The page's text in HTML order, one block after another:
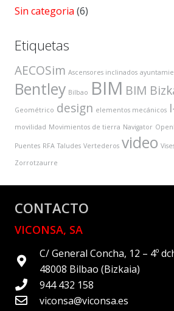
Sin categoria (6)
Etiquetas
AECOSim Ascensores inclinados
Bentley Bilbao BIM BIM
Geométrico design elementos mecánicos
movilidad Movimientos de tierra Navigator
Puentes RFA Taludes Vertederos video
Zorrotzaurre
CONTACTO
VICONSA, SA
C/ General Concha, 12 – 4º
48008 Bilbao (Bizkaia)
944 432 158
viconsa@viconsa.es